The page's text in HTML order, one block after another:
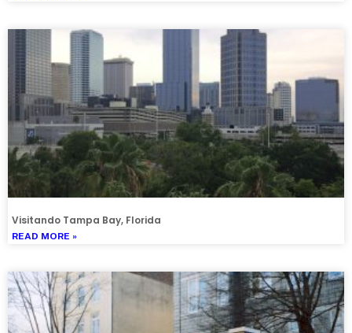
Visitando Tampa Bay, Florida
READ MORE »